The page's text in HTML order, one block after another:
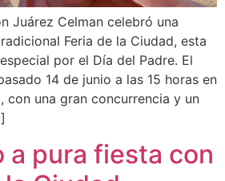
Juárez Celman celebró una
Feria de la Ciudad, esta
por el Día del Padre. El
14 de junio a las 15 horas en
con una gran concurrencia y un
a pura fiesta con